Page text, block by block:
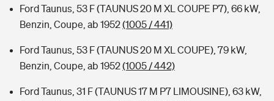
Ford Taunus, 53 F (TAUNUS 20 M XL COUPE P7), 66 kW,
Benzin, Coupe, ab 1952(1005 / 441)
Ford Taunus, 53 F (TAUNUS 20 M XL COUPE), 79 kW,
Benzin, Coupe, ab 1952(1005 / 442)
Ford Taunus, 31 F (TAUNUS 17 M P7 LIMOUSINE), 63 kW,